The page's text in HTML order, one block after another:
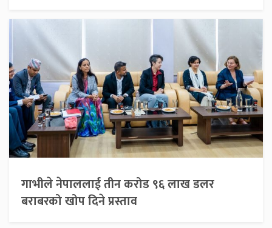
गाभीले नेपाललाई तीन करोड ९६ लाख डलर
बराबरको खोप दिने प्रस्ताव